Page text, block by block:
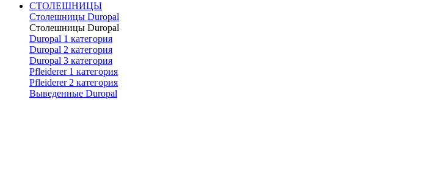
СТОЛЕШНИЦЫ
Столешницы Duropal
Столешницы Duropal
Duropal 1 категория
Duropal 2 категория
Duropal 3 категория
Pfleiderer 1 категория
Pfleiderer 2 категория
Выведенные Duropal